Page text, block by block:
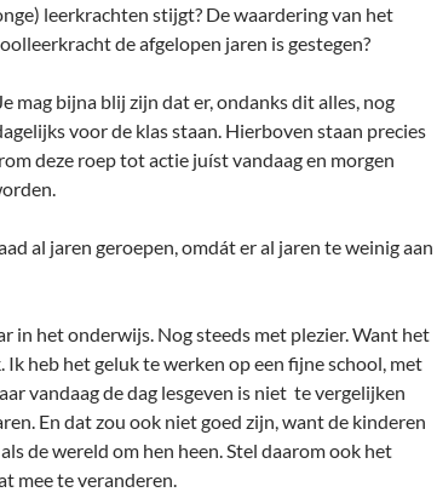
leerkrachten stijgt? De waardering van het
de afgelopen jaren is gestegen?
mag bijna blij zijn dat er, ondanks dit alles, nog
voor de klas staan. Hierboven staan precies
deze roep tot actie juíst vandaag en morgen
al jaren geroepen, omdát er al jaren te weinig aan
in het onderwijs. Nog steeds met plezier. Want het
Ik heb het geluk te werken op een fijne school, met
vandaag de dag lesgeven is niet te vergelijken
En dat zou ook niet goed zijn, want de kinderen
de wereld om hen heen. Stel daarom ook het
mee te veranderen.